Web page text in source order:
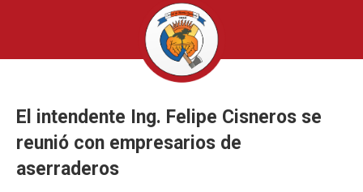
El intendente Ing. Felipe Cisneros se
reunió con empresarios de
aserraderos